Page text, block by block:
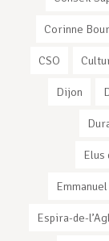
Corinne
CSO
Dijon
Elus
Espira-de-